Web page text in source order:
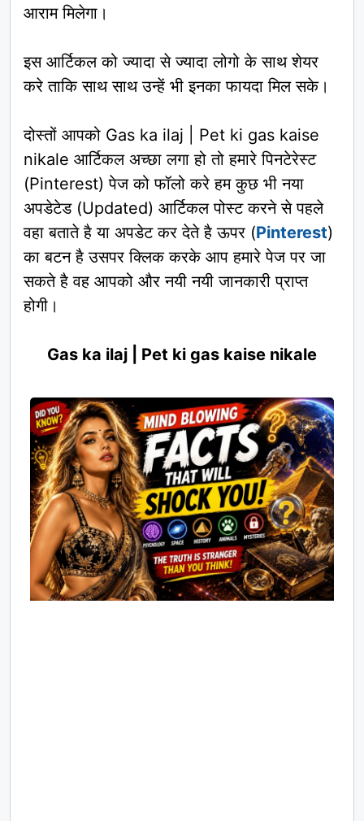
आराम मिलेगा।
इस आर्टिकल को ज्यादा से ज्यादा लोगो के साथ शेयर
करे ताकि साथ साथ उन्हें भी इनका फायदा मिल सके।
दोस्तों आपको Gas ka ilaj | Pet ki gas kaise
nikale आर्टिकल अच्छा लगा हो तो हमारे पिनटेरेस्ट
(Pinterest) पेज को फॉलो करे हम कुछ भी नया
अपडेटेड (Updated) आर्टिकल पोस्ट करने से पहले
वहा बताते है या अपडेट कर देते है ऊपर (Pinterest)
का बटन है उसपर क्लिक करके आप हमारे पेज पर जा
सकते है वह आपको और नयी नयी जानकारी प्राप्त
होगी।
Gas ka ilaj | Pet ki gas kaise nikale